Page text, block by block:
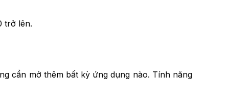
trở lên.
cần mở thêm bất kỳ ứng dụng nào. Tính năng